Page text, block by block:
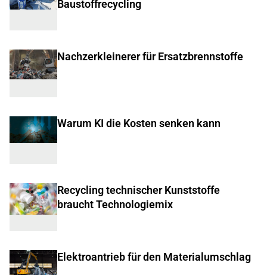
Baustoffrecycling
Nachzerkleinerer für Ersatzbrennstoffe
Warum KI die Kosten senken kann
Recycling technischer Kunststoffe
braucht Technologiemix
Elektroantrieb für den Materialumschlag